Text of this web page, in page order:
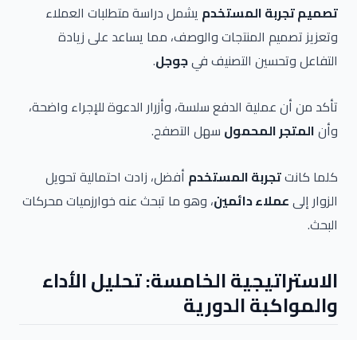
تصميم تجربة المستخدم يشمل دراسة متطلبات العملاء
وتعزيز تصميم المنتجات والوصف، مما يساعد على زيادة
التفاعل وتحسين التصنيف فيجوجل.
تأكد من أن عملية الدفع سلسة، وأزرار الدعوة للإجراء واضحة،
وأنالمتجر المحمول سهل التصفح.
كلما كانتتجربة المستخدم أفضل، زادت احتمالية تحويل
الزوار إلىعملاء دائمين، وهو ما تبحث عنه خوارزميات محركات
البحث.
الاستراتيجية الخامسة: تحليل الأداء
والمواكبة الدورية